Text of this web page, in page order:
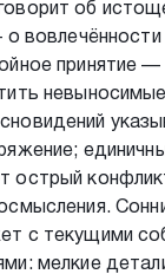
об
о
принятие —
острый
с текущими
мелкие